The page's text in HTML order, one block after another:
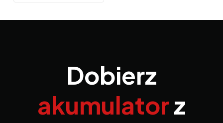
Dobierz
akumulatorz